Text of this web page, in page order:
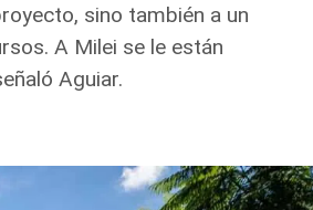
sino también a un
A Milei se le están
Aguiar.